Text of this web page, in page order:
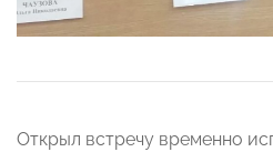
Открыл встречу временно